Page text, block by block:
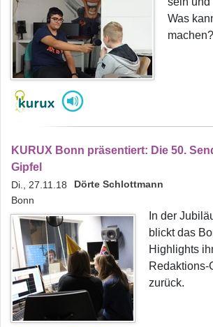
Was
machen?
KURUX Bonn präsentiert: Die 50.
Gipfel
Di., 27.11.18 Dörte Schlottmann
Bonn
In der
blickt das
Highlights
Redaktions-
zurück.